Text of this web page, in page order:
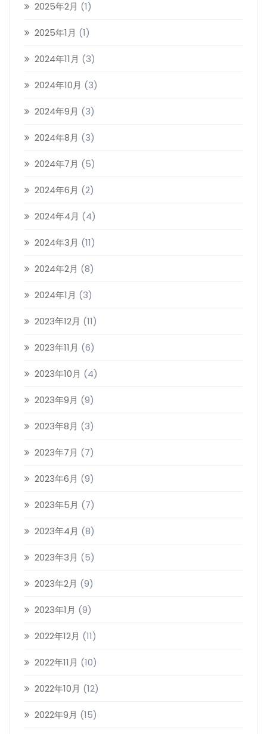
2025年2月 (1)
2025年1月 (1)
2024年11月 (3)
2024年10月 (3)
2024年9月 (3)
2024年8月 (3)
2024年7月 (5)
2024年6月 (2)
2024年4月 (4)
2024年3月 (11)
2024年2月 (8)
2024年1月 (3)
2023年12月 (11)
2023年11月 (6)
2023年10月 (4)
2023年9月 (9)
2023年8月 (3)
2023年7月 (7)
2023年6月 (9)
2023年5月 (7)
2023年4月 (8)
2023年3月 (5)
2023年2月 (9)
2023年1月 (9)
2022年12月 (11)
2022年11月 (10)
2022年10月 (12)
2022年9月 (15)